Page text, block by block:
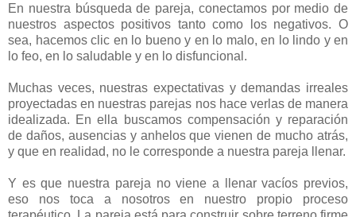
En nuestra búsqueda de pareja, conectamos por medio de
nuestros aspectos positivos tanto como los negativos. O
sea, hacemos clic en lo bueno y en lo malo, en lo lindo y en
lo feo, en lo saludable y en lo disfuncional.
Muchas veces, nuestras expectativas y demandas irreales
proyectadas en nuestras parejas nos hace verlas de manera
idealizada. En ella buscamos compensación y reparación
de daños, ausencias y anhelos que vienen de mucho atrás,
y que en realidad, no le corresponde a nuestra pareja llenar.
Y es que nuestra pareja no viene a llenar vacíos previos,
eso nos toca a nosotros en nuestro propio proceso